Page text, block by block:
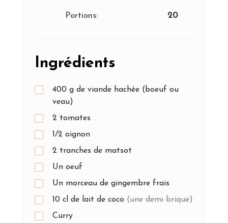
Portions: 20
Ingrédients
400 g de viande hachée (boeuf ou
veau)
2 tomates
1/2 oignon
2 tranches de matsot
Un oeuf
Un morceau de gingembre frais
10 cl de lait de coco (une demi brique)
Curry